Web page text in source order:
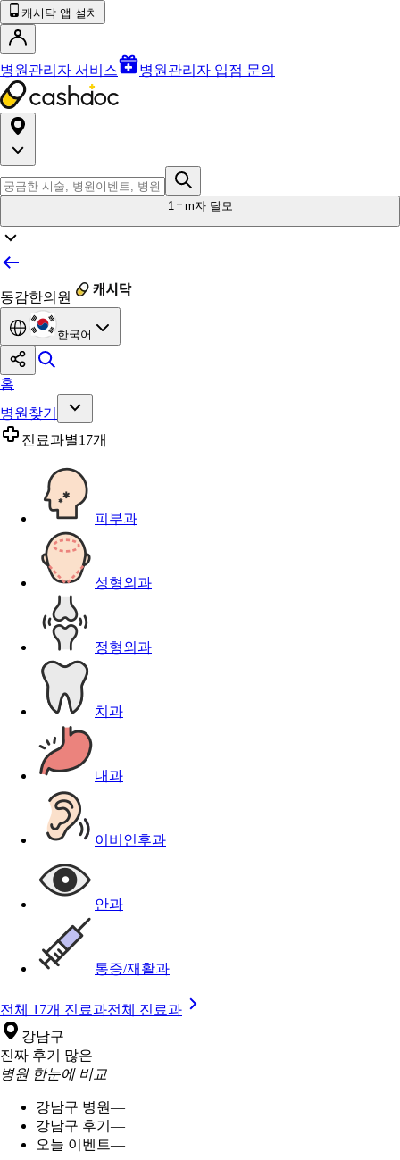
캐시닥 앱 설치
병원관리자 서비스 병원관리자 입점 문의
1 m자 탈모
동감한의원
한국어
홈
병원찾기
진료과별17개
피부과
성형외과
정형외과
치과
내과
이비인후과
안과
통증/재활과
전체 17개 진료과전체 진료과
강남구
진짜 후기 많은
병원 한눈에 비교
강남구 병원—
강남구 후기 —
오늘 이벤트—